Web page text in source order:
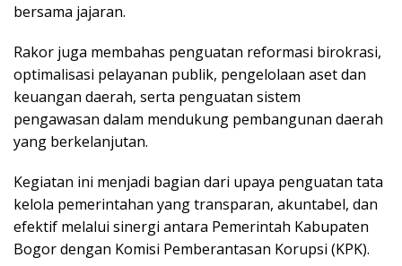
bersama jajaran.
Rakor juga membahas penguatan reformasi birokrasi,
optimalisasi pelayanan publik, pengelolaan aset dan
keuangan daerah, serta penguatan sistem
pengawasan dalam mendukung pembangunan daerah
yang berkelanjutan.
Kegiatan ini menjadi bagian dari upaya penguatan tata
kelola pemerintahan yang transparan, akuntabel, dan
efektif melalui sinergi antara Pemerintah Kabupaten
Bogor dengan Komisi Pemberantasan Korupsi (KPK).